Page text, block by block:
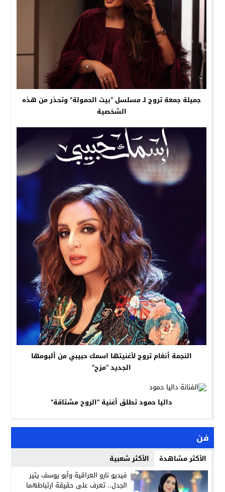
جميلة جمعة تروج لـ مسلسل “بيت الحمولة” وتحذر من هذه
الشخصية
النجمة أنغام تروج لأغنيتها اسمك حبيبي من ألبومها
الجديد “مزح”
داليا حمود تطلق أغنية “الروح مشتاقة”
فن
الأكثر مشاهدة
الأكثر شعبية
فيديو نارو العراقية وأبو يوسف يثير
الجدل.. تعرف على حقيقة ارتباطهما